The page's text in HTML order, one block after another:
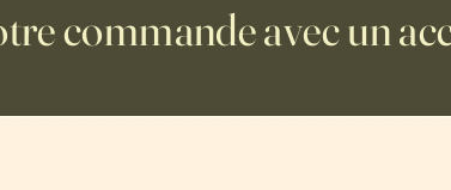
commande avec un